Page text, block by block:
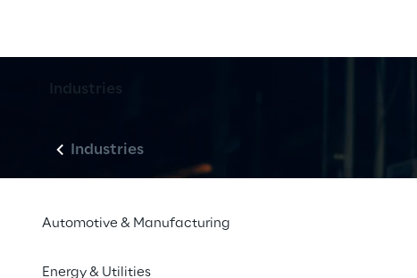
Industries
Industries
Automotive & Manufacturing
Energy & Utilities